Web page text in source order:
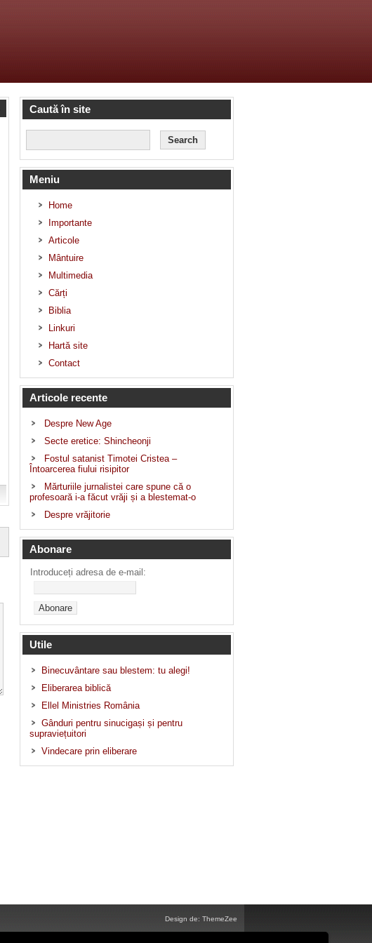
Caută în site
Meniu
Home
Importante
Articole
Mântuire
Multimedia
Cărți
Biblia
Linkuri
Hartă site
Contact
Articole recente
Despre New Age
Secte eretice: Shincheonji
Fostul satanist Timotei Cristea –
Întoarcerea fiului risipitor
Mărturiile jurnalistei care spune că o
profesoară i-a făcut vrăji și a blestemat-o
Despre vrăjitorie
Abonare
Introduceți adresa de e-mail:
Utile
Binecuvântare sau blestem: tu alegi!
Eliberarea biblică
Ellel Ministries România
Gânduri pentru sinucigași și pentru
supraviețuitori
Vindecare prin eliberare
Design de: ThemeZee